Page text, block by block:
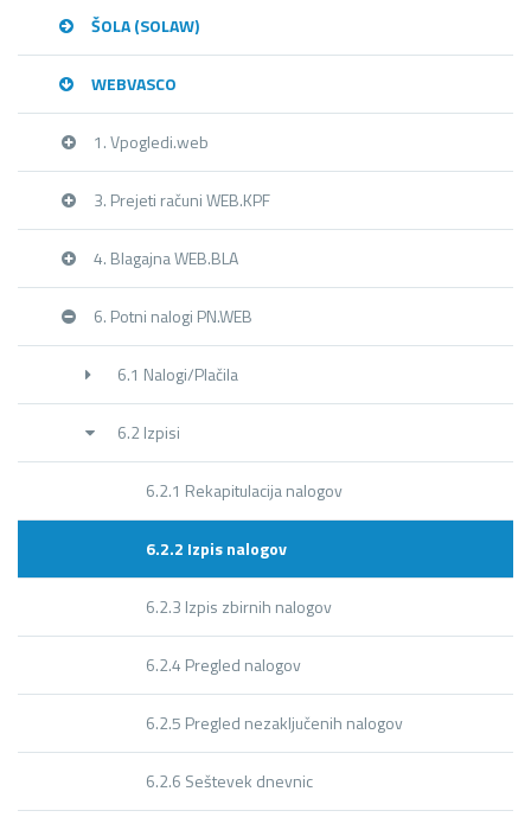
ŠOLA (SOLAW)
WEBVASCO
1. Vpogledi.web
3. Prejeti računi WEB.KPF
4. Blagajna WEB.BLA
6. Potni nalogi PN.WEB
6.1 Nalogi/Plačila
6.2 Izpisi
6.2.1 Rekapitulacija nalogov
6.2.2 Izpis nalogov
6.2.3 Izpis zbirnih nalogov
6.2.4 Pregled nalogov
6.2.5 Pregled nezaključenih nalogov
6.2.6 Seštevek dnevnic